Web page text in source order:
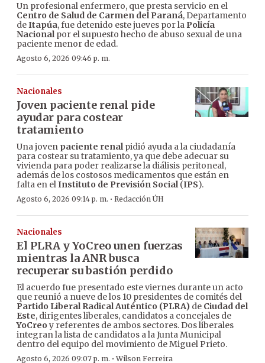
Un profesional enfermero, que presta servicio en el
Centro de Salud de Carmen del Paraná, Departamento
deItapúa, fue detenido este jueves por la Policía
Nacionalpor el supuesto hecho de abuso sexual de una
paciente menor de edad.
Agosto 6, 2026 09:46 p. m.
Nacionales
Joven paciente renal pide
ayudar para costear
tratamiento
Una joven paciente renalpidió ayuda a la ciudadanía
para costear su tratamiento, ya que debe adecuar su
vivienda para poder realizarse la diálisis peritoneal,
además de los costosos medicamentos que están en
falta en elInstituto de Previsión Social(IPS).
Agosto 6, 2026 09:14 p. m. · Redacción ÚH
Nacionales
El PLRA y YoCreo unen fuerzas
mientras la ANR busca
recuperar su bastión perdido
El acuerdo fue presentado este viernes durante un acto
que reunió a nueve de los 10 presidentes de comités del
Partido Liberal Radical Auténtico (PLRA) de Ciudad del
Este, dirigentes liberales, candidatos a concejales de
YoCreo y referentes de ambos sectores. Dos liberales
integran la lista de candidatos a la Junta Municipal
dentro del equipo del movimiento de Miguel Prieto.
Agosto 6, 2026 09:07 p. m. ·Wilson Ferreira